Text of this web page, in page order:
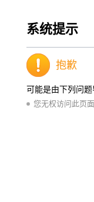
系统提示
抱歉
可能是由下列问题
您无权访问此页面